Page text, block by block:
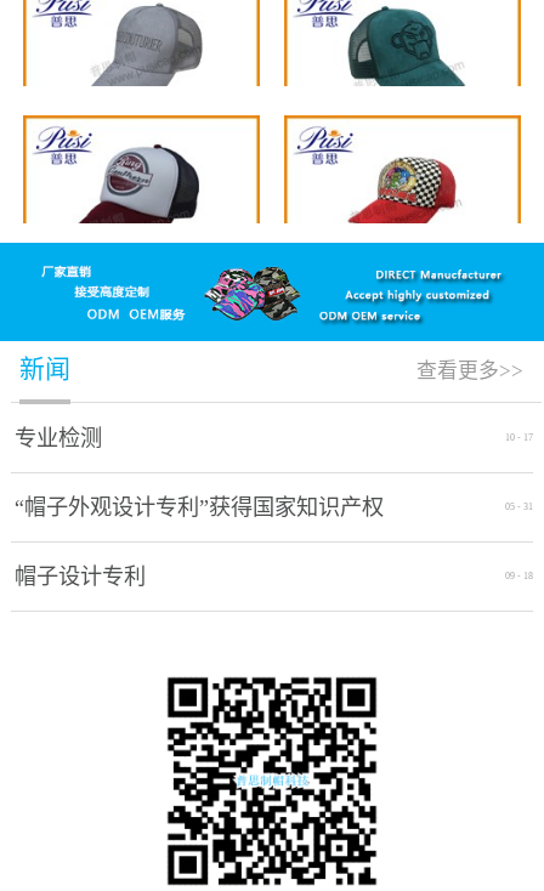
新闻
专业检测 10 - 17
“帽子外观设计专利”获得国家知识产权
局授权通过
05 - 31
帽子设计专利 09 - 18
查看更多>>